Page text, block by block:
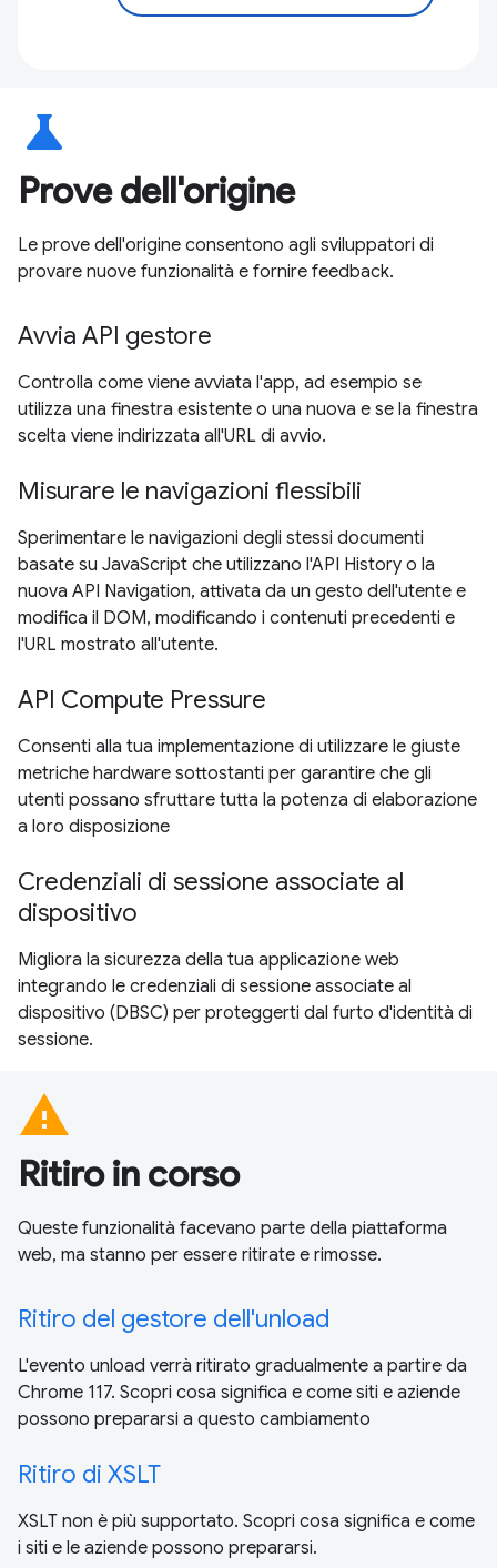
science
Prove dell'origine
Le prove dell'origine consentono agli sviluppatori di
provare nuove funzionalità e fornire feedback.
Avvia API gestore
Controlla come viene avviata l'app, ad esempio se
utilizza una finestra esistente o una nuova e se la finestra
scelta viene indirizzata all'URL di avvio.
Misurare le navigazioni flessibili
Sperimentare le navigazioni degli stessi documenti
basate su JavaScript che utilizzano l'API History o la
nuova API Navigation, attivata da un gesto dell'utente e
modifica il DOM, modificando i contenuti precedenti e
l'URL mostrato all'utente.
API Compute Pressure
Consenti alla tua implementazione di utilizzare le giuste
metriche hardware sottostanti per garantire che gli
utenti possano sfruttare tutta la potenza di elaborazione
a loro disposizione
Credenziali di sessione associate al
dispositivo
Migliora la sicurezza della tua applicazione web
integrando le credenziali di sessione associate al
dispositivo (DBSC) per proteggerti dal furto d'identità di
sessione.
warning
Ritiro in corso
Queste funzionalità facevano parte della piattaforma
web, ma stanno per essere ritirate e rimosse.
Ritiro del gestore dell'unload
L'evento unload verrà ritirato gradualmente a partire da
Chrome 117. Scopri cosa significa e come siti e aziende
possono prepararsi a questo cambiamento
Ritiro di XSLT
XSLT non è più supportato. Scopri cosa significa e come
i siti e le aziende possono prepararsi.